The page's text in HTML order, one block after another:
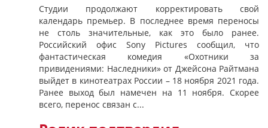
Студии продолжают корректировать свой
календарь премьер. В последнее время переносы
не столь значительные, как это было ранее.
Российский офис Sony Pictures сообщил, что
фантастическая комедия «Охотники за
привидениями: Наследники» от Джейсона Райтмана
выйдет в кинотеатрах России – 18 ноября 2021 года.
Ранее выход был намечен на 11 ноября. Скорее
всего, перенос связан с...